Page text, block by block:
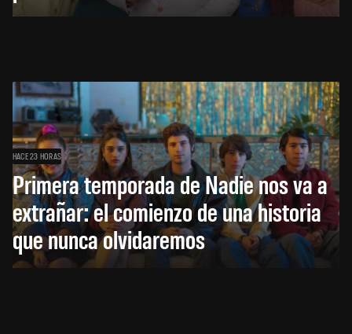
HACE 23 HORAS
Primera temporada de Nadie nos va a
extrañar: el comienzo de una historia
que nunca olvidaremos